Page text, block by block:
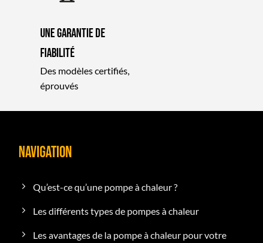
Une garantie de
fiabilité
Des modèles certifiés,
éprouvés
NAVIGATION
Qu’est-ce qu’une pompe à chaleur ?
Les différents types de pompes à chaleur
Les avantages de la pompe à chaleur pour votre